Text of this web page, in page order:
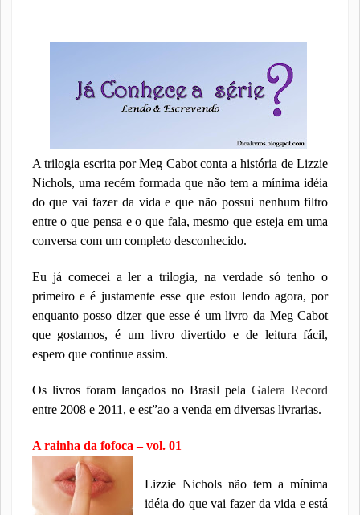
A trilogia escrita por Meg Cabot conta a história de Lizzie
Nichols, uma recém formada que não tem a mínima idéia
do que vai fazer da vida e que não possui nenhum filtro
entre o que pensa e o que fala, mesmo que esteja em uma
conversa com um completo desconhecido.
Eu já comecei a ler a trilogia, na verdade só tenho o
primeiro e é justamente esse que estou lendo agora, por
enquanto posso dizer que esse é um livro da Meg Cabot
que gostamos, é um livro divertido e de leitura fácil,
espero que continue assim.
Os livros foram lançados no Brasil pelaGalera Record
entre 2008 e 2011, e est”ao a venda em diversas livrarias.
A rainha da fofoca – vol. 01
Lizzie Nichols não tem a mínima
idéia do que vai fazer da vida e está